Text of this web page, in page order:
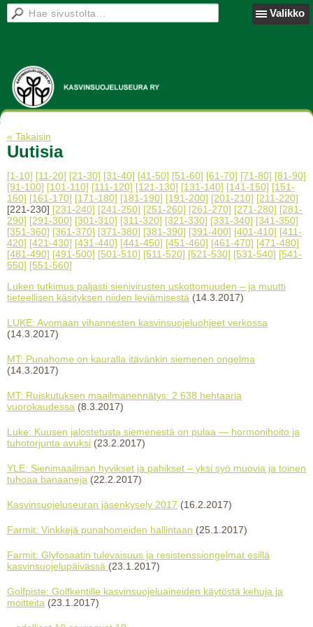
Valikko
« Takaisin
Uutisia
[1-10] [11-20] [21-30] [31-40] [41-50] [51-60] [61-70] [71-80] [81-90]
[91-100] [101-110] [111-120] [121-130] [131-140] [141-150] [151-
160] [161-170] [171-180] [181-190] [191-200] [201-210] [211-220]
[221-230] [231-240] [241-250] [251-260] [261-270] [271-280] [281-
290] [291-300] [301-310] [311-320] [321-330] [331-340] [341-350]
[351-360] [361-370] [371-380] [381-390] [391-400] [401-410] [411-
420] [421-430] [431-440] [441-450] [451-460] [461-470] [471-480]
[481-490] [491-500] [501-510] [511-520] [521-530] [531-540] [541-
550] [551-560]
Luken tutkimus paljasti sienivirusten uskottomuuden – ja muutti
tieteellisen käsityksen niiden leviämisestä (14.3.2017)
LUKE: Avomaan vihannesten kasvinsuojeluohjeet verkossa
(14.3.2017)
MT: Punahome on kauralla itävänkin siemenen ongelma
(14.3.2017)
MT: Ruiskutuksen maailmanennätys: 2 638 hehtaaria
vuorokaudessa (8.3.2017)
Luke: Kuusen jalostetusta siemenestä on pulaa — hormonihoito ja
tuhotorjunta avuksi (23.2.2017)
YLE: Sienimaailman hyvikset ja pahikset – yksi syö muovia ja toinen
tuhoaa banaaneja (22.2.2017)
Kasvinsuojeluseuran jäsenkysely 2017 (16.2.2017)
Farmit: Vinkkejä punahomeiden hallintaan (25.1.2017)
Farmit: Glyfosaatin tulevaisuus ja resistenssiongelmat esillä
kasvinsuojelupäivässä (23.1.2017)
Golfpiste: Golfkentille kasvinsuojeluaineiden käytöstä kehuja ja
moitteita (23.1.2017)